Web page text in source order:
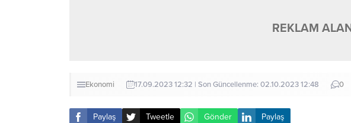
REKLAM
Ekonomi 17.09.2023 12:32 | Son Güncellenme: 02.10.2023 12:48 0
Paylaş Tweetle Gönder Paylaş